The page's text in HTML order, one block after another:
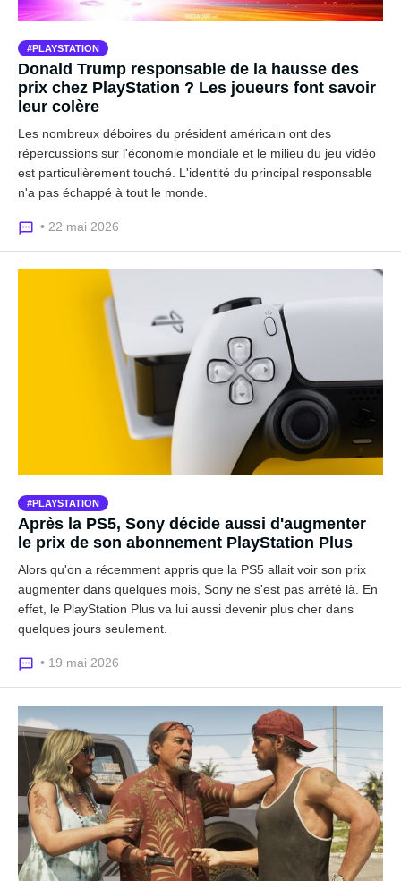
PLAYSTATION
Donald Trump responsable de la hausse des
prix chez PlayStation ? Les joueurs font savoir
leur colère
Les nombreux déboires du président américain ont des
répercussions sur l'économie mondiale et le milieu du jeu vidéo
est particulièrement touché. L'identité du principal responsable
n'a pas échappé à tout le monde.
• 22 mai 2026
PLAYSTATION
Après la PS5, Sony décide aussi d'augmenter
le prix de son abonnement PlayStation Plus
Alors qu'on a récemment appris que la PS5 allait voir son prix
augmenter dans quelques mois, Sony ne s'est pas arrêté là. En
effet, le PlayStation Plus va lui aussi devenir plus cher dans
quelques jours seulement.
• 19 mai 2026